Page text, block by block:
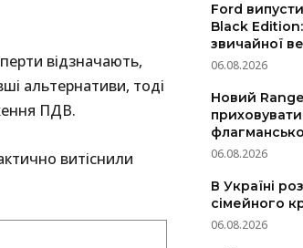
відзначають,
альтернативи, тоді
ПДВ.
витіснили
Ford
Black Edition:
звичайної
06.08.2026
Новий
06.08.2026
В Україні
сімейного
06.08.2026